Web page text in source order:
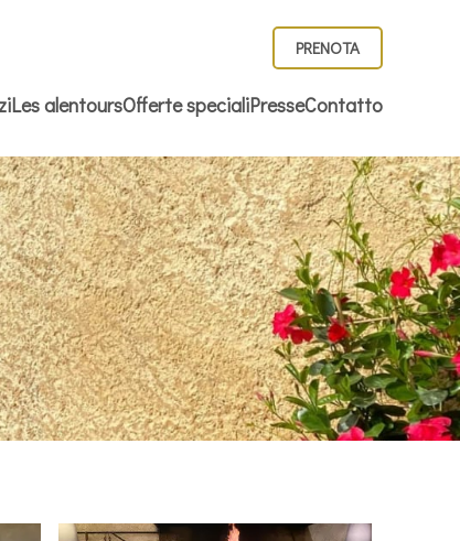
PRENOTA
Les alentoursOfferte specialiPresseContatto